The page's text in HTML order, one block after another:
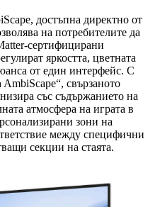
достъпна директно от
на потребителите да
сертифицирани
яркостта, цветната
от един интерфейс. С
свързаното
със съдържанието на
атмосфера на играта в
зони на
между специфични
секции на стаята.